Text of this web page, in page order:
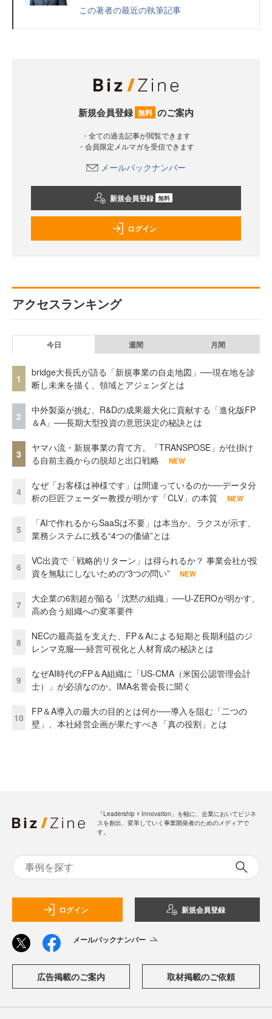
この著者の最近の執筆記事
新規会員登録 無料 のご案内
・全ての過去記事が閲覧できます
・会員限定メルマガを受信できます
メールバックナンバー
新規会員登録 無料
ログイン
アクセスランキング
今日 週間 月間
1
bridge大長氏が語る「新規事業の自走地図」──現在地を診
断し未来を描く、領域とアジェンダとは
2
中外製薬が挑む、R&Dの成果最大化に貢献する「進化版FP
＆A」──長期大型投資の意思決定の秘訣とは
3
ヤマハ流・新規事業の育て方。「TRANSPOSE」が仕掛け
る自前主義からの脱却と出口戦略
NEW
4
なぜ「お客様は神様です」は間違っているのか──データ分
析の巨匠フェーダー教授が明かす「CLV」の本質
NEW
5
「AIで作れるからSaaSは不要」は本当か。ラクスが示す、
業務システムに残る“4つの価値”とは
6
VC出資で「戦略的リターン」は得られるか？ 事業会社が投
資を無駄にしないための“3つの問い”
NEW
7
大企業の6割超が陥る「沈黙の組織」──U-ZEROが明かす、
高め合う組織への変革要件
8
NECの最高益を支えた、FP＆Aによる短期と長期利益のジ
レンマ克服──経営可視化と人材育成の秘訣とは
9
なぜAI時代のFP＆A組織に「US-CMA（米国公認管理会計
士）」が必須なのか。IMA名誉会長に聞く
10
FP＆A導入の最大の目的とは何か──導入を阻む「二つの
壁」、本社経営企画が果たすべき「真の役割」とは
「Leadership ☓ Innovation」を軸に、企業においてビジネ
スを創出、変革していく事業開発者のためのメディアで
す。
ログイン 新規会員登録
メールバックナンバー
広告掲載のご案内 取材掲載のご依頼